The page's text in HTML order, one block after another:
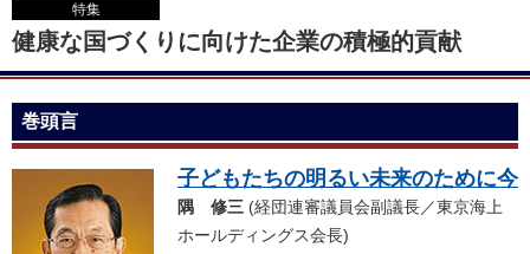
特集
健康な国づくりに向けた企業の積極的貢献
巻頭言
子どもたちの明るい未来のために今
隅 修三 (経団連審議員会副議長／東京海上
ホールディングス会長)